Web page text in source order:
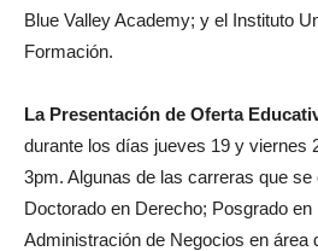
Blue Valley Academy; y el Instituto
Formación.
La Presentación de Oferta
durante los días jueves 19 y viernes
3pm. Algunas de las carreras que
Doctorado en Derecho; Posgrado en
Administración de Negocios en área